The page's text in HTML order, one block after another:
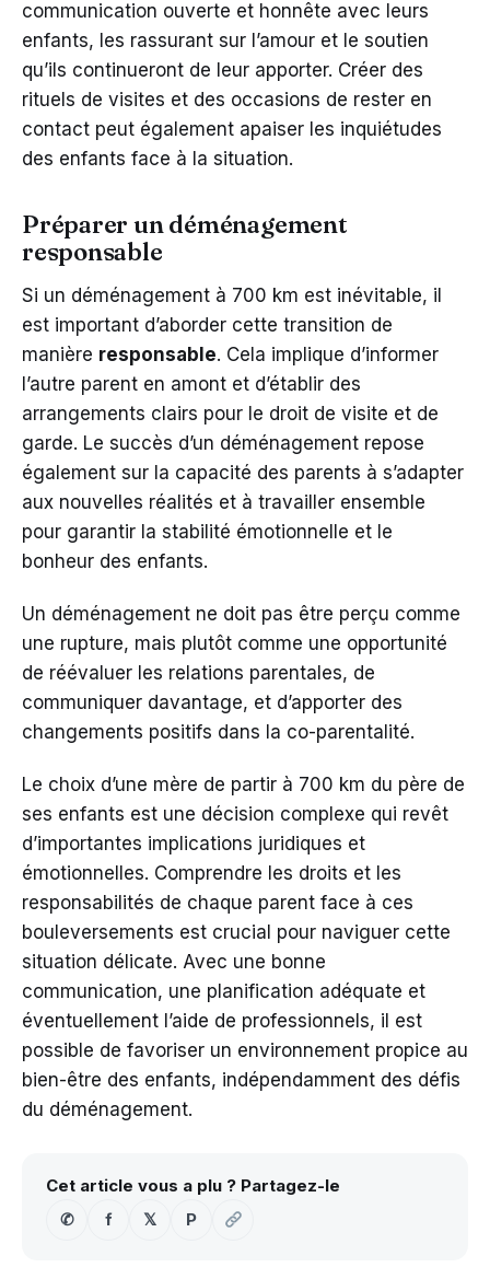
communication ouverte et honnête avec leurs
enfants, les rassurant sur l’amour et le soutien
qu’ils continueront de leur apporter. Créer des
rituels de visites et des occasions de rester en
contact peut également apaiser les inquiétudes
des enfants face à la situation.
Préparer un déménagement
responsable
Si un déménagement à 700 km est inévitable, il
est important d’aborder cette transition de
manière responsable. Cela implique d’informer
l’autre parent en amont et d’établir des
arrangements clairs pour le droit de visite et de
garde. Le succès d’un déménagement repose
également sur la capacité des parents à s’adapter
aux nouvelles réalités et à travailler ensemble
pour garantir la stabilité émotionnelle et le
bonheur des enfants.
Un déménagement ne doit pas être perçu comme
une rupture, mais plutôt comme une opportunité
de réévaluer les relations parentales, de
communiquer davantage, et d’apporter des
changements positifs dans la co-parentalité.
Le choix d’une mère de partir à 700 km du père de
ses enfants est une décision complexe qui revêt
d’importantes implications juridiques et
émotionnelles. Comprendre les droits et les
responsabilités de chaque parent face à ces
bouleversements est crucial pour naviguer cette
situation délicate. Avec une bonne
communication, une planification adéquate et
éventuellement l’aide de professionnels, il est
possible de favoriser un environnement propice au
bien-être des enfants, indépendamment des défis
du déménagement.
Cet article vous a plu ? Partagez-le
✆
f 𝕏 P